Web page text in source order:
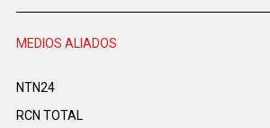
MEDIOS ALIADOS
NTN24
RCN TOTAL